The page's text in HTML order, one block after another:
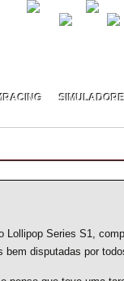
Lollipop Series S1,
bem disputadas por